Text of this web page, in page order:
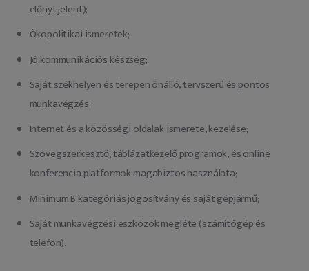
előnyt jelent);
Ökopolitikai ismeretek;
Jó kommunikációs készség;
Saját székhelyen és terepen önálló, tervszerű és pontos
munkavégzés;
Internet és a közösségi oldalak ismerete, kezelése;
Szövegszerkesztő, táblázatkezelő programok, és online
konferencia platformok magabiztos használata;
Minimum B kategóriás jogosítvány és saját gépjármű;
Saját munkavégzési eszközök megléte (számítógép és
telefon).